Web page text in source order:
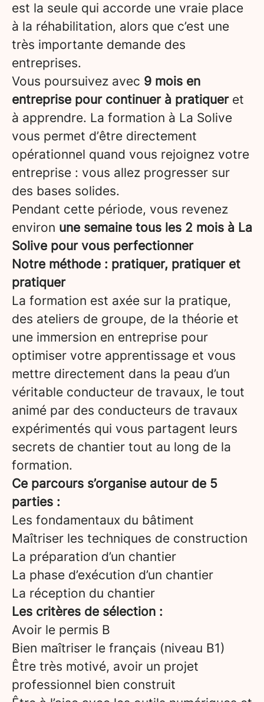
est la seule qui accorde une vraie place
à la réhabilitation, alors que c’est une
très importante demande des
entreprises.
Vous poursuivez avec 9 mois en
entreprise pour continuer à pratiqueret
à apprendre. La formation à La Solive
vous permet d’être directement
opérationnel quand vous rejoignez votre
entreprise : vous allez progresser sur
des bases solides.
Pendant cette période, vous revenez
environ une semaine tous les 2 mois à La
Solive pour vous perfectionner
Notre méthode : pratiquer, pratiquer et
pratiquer
La formation est axée sur la pratique,
des ateliers de groupe, de la théorie et
une immersion en entreprise pour
optimiser votre apprentissage et vous
mettre directement dans la peau d’un
véritable conducteur de travaux, le tout
animé par des conducteurs de travaux
expérimentés qui vous partagent leurs
secrets de chantier tout au long de la
formation.
Ce parcours s’organise autour de 5
parties :
Les fondamentaux du bâtiment
Maîtriser les techniques de construction
La préparation d’un chantier
La phase d’exécution d’un chantier
La réception du chantier
Les critères de sélection :
Avoir le permis B
Bien maîtriser le français (niveau B1)
Être très motivé, avoir un projet
professionnel bien construit